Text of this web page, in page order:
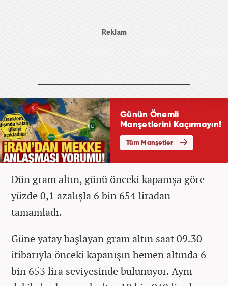
Dün gram altın, günü önceki kapanışa göre
yüzde 0,1 azalışla 6 bin 654 liradan
tamamladı.
Güne yatay başlayan gram altın saat 09.30
itibarıyla önceki kapanışın hemen altında 6
bin 653 lira seviyesinde bulunuyor. Aynı